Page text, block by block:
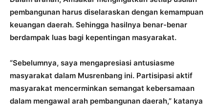
pembangunan harus diselaraskan dengan kemampuan
keuangan daerah. Sehingga hasilnya benar-benar
berdampak luas bagi kepentingan masyarakat.
“Sebelumnya, saya mengapresiasi antusiasme
masyarakat dalam Musrenbang ini. Partisipasi aktif
masyarakat mencerminkan semangat kebersamaan
dalam mengawal arah pembangunan daerah,” katanya